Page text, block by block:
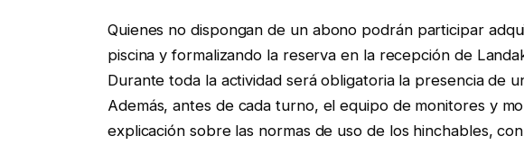
Quienes no dispongan de un abono podrán participar
piscina y formalizando la reserva en la recepción de
Durante toda la actividad será obligatoria la presencia de
Además, antes de cada turno, el equipo de monitores y
explicación sobre las normas de uso de los hinchables,